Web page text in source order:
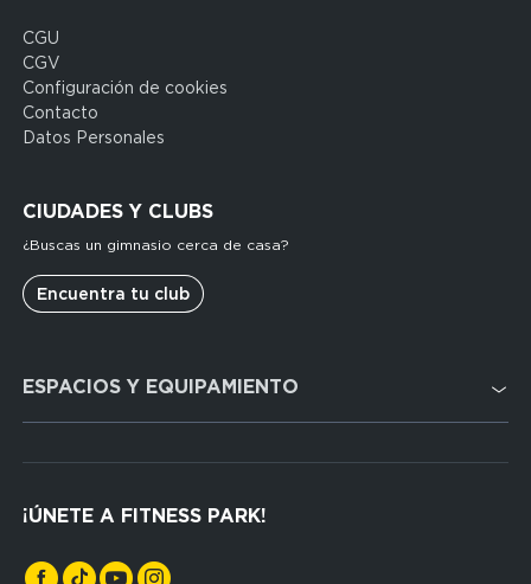
Domain
menu
for
FP
Espagne
CGU
CGV
Configuración de cookies
Contacto
Datos Personales
CIUDADES Y CLUBS
¿Buscas un gimnasio cerca de casa?
Encuentra tu club
menu
for
Espagne
ESPACIOS Y EQUIPAMIENTO
Musculación
¡ÚNETE A FITNESS PARK!